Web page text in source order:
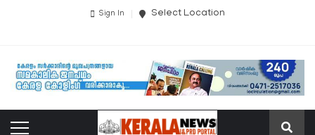
Sign In Select Location